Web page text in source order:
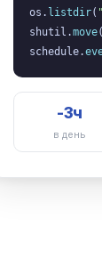
os. listdir(
shutil.move
schedule.
-3ч
в день